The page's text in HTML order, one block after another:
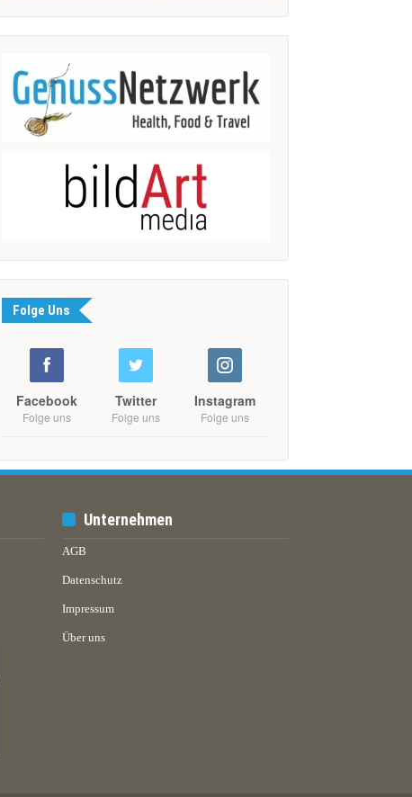
Folge Uns
Facebook
Folge uns
Twitter
Folge uns
Instagram
Folge uns
Unternehmen
AGB
Datenschutz
Impressum
Über uns